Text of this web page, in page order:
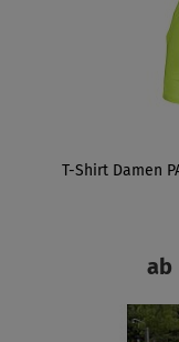
T-Shirt Damen